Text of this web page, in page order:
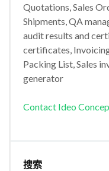
Quotations, Sales
Shipments, QA
audit results and
certificates,
Packing List, Sales
generator
Contact Ideo
搜索